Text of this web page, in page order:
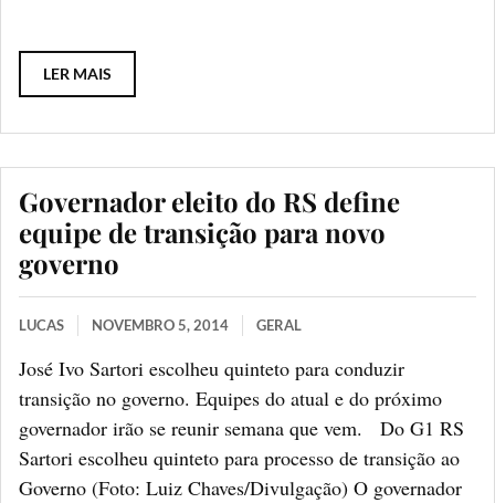
LER MAIS
Governador eleito do RS define
equipe de transição para novo
governo
LUCAS NOVEMBRO 5, 2014 GERAL
José Ivo Sartori escolheu quinteto para conduzir
transição no governo. Equipes do atual e do próximo
governador irão se reunir semana que vem. Do G1 RS
Sartori escolheu quinteto para processo de transição ao
Governo (Foto: Luiz Chaves/Divulgação) O governador